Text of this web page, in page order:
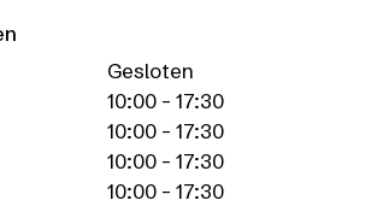
Gesloten
10:00 - 17:30
10:00 - 17:30
10:00 - 17:30
10:00 - 17:30